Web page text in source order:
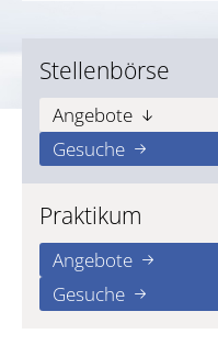
Stellenbörse
Angebote
Gesuche
Praktikum
Angebote
Gesuche